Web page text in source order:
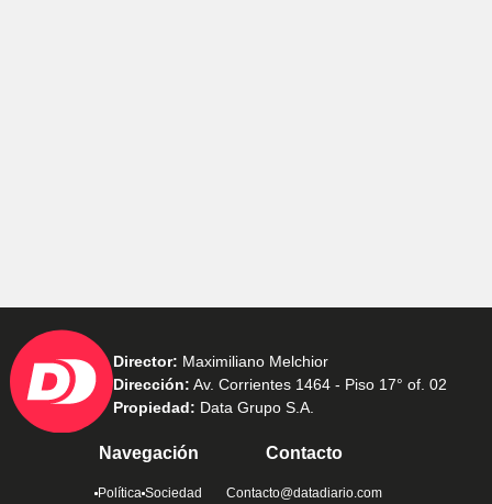
Director: Maximiliano Melchior
Dirección: Av. Corrientes 1464 - Piso 17° of. 02
Propiedad: Data Grupo S.A.
Navegación
Política Sociedad
Contacto
Contacto@datadiario.com